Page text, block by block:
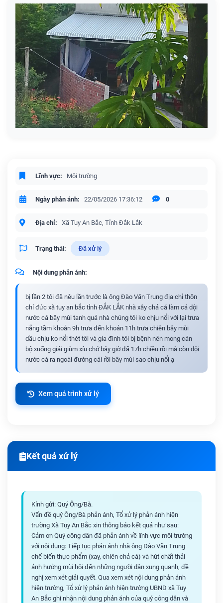
Lĩnh vực: Môi trường
Ngày phản ánh: 22/05/2026 17:36:12 0
Địa chỉ: Xã Tuy An Bắc, Tỉnh Đắk Lắk
Trạng thái: Đã xử lý
Nội dung phản ánh:
bị lần 2 tôi đã nêu lần trước là ông Đào Văn Trung địa chỉ thôn
chí đức xã tuy an bắc tỉnh ĐẮK LẮK nhà xây chả cá làm cá dội
nước cá bây mùi tanh quá nhà chúng tôi ko chịu nổi với lại trưa
nắng tầm khoản 9h trưa đến khoản 11h trưa chiên bây mùi
dầu chịu ko nổi thét tôi và gia đình tôi bị bệnh nên mong cán
bộ xuống giải giùm xíu chớ bây giờ đã 17h chiều rồi mà còn dội
nước cá ra ngoài đường cái rồi bây mùi sao chịu nổi ạ
Xem quá trình xử lý
Kết quả xử lý
Kính gửi: Quý Ông/Bà.
Vấn đề quý Ông/Bà phản ánh, Tổ xử lý phản ánh hiện
trường Xã Tuy An Bắc xin thông báo kết quả như sau:
Cảm ơn Quý công dân đã phản ánh về lĩnh vực môi trường
với nội dung: Tiếp tục phản ánh nhà ông Đào Văn Trung
chế biến thực phẩm (xay, chiên chả cá) và hút chất thải
ảnh hưởng mùi hôi đến những người dân xung quanh, đề
nghị xem xét giải quyết. Qua xem xét nội dung phản ánh
hiện trường, Tổ xử lý phản ánh hiện trường UBND xã Tuy
An Bắc ghi nhận nội dung phản ánh của quý công dân và